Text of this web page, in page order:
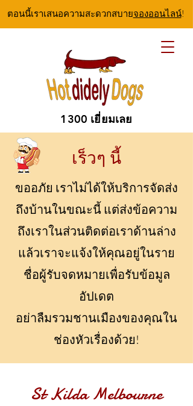
ตอนนี้เราเสนอความสะดวกสบายจองออนไลน์!
1300 เยี่ยมเลย
เร็วๆ นี้
ขออภัย เราไม่ได้ให้บริการจัดส่ง
ถึงบ้านในขณะนี้ แต่ส่งข้อความ
ถึงเราในส่วนติดต่อเราด้านล่าง
แล้วเราจะแจ้งให้คุณอยู่ในราย
ชื่อผู้รับจดหมายเพื่อรับข้อมูล
อัปเดต
อย่าลืมรวมชานเมืองของคุณใน
ช่องหัวเรื่องด้วย!
St Kilda Melbourne